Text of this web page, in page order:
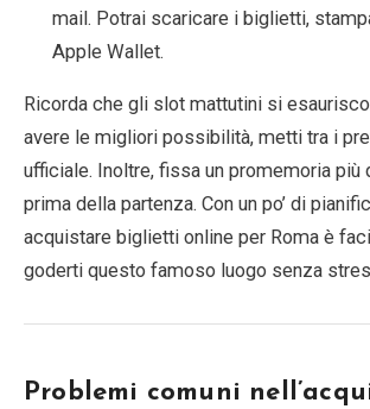
mail. Potrai scaricare i biglietti,
Apple Wallet.
Ricorda che gli slot mattutini si
avere le migliori possibilità, metti tra i
ufficiale. Inoltre, fissa un promemoria più
prima della partenza. Con un po’ di
acquistare biglietti online per Roma è
goderti questo famoso luogo senza
Problemi comuni